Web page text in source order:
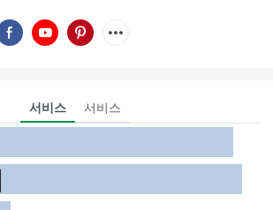
서비스 서비스
소개